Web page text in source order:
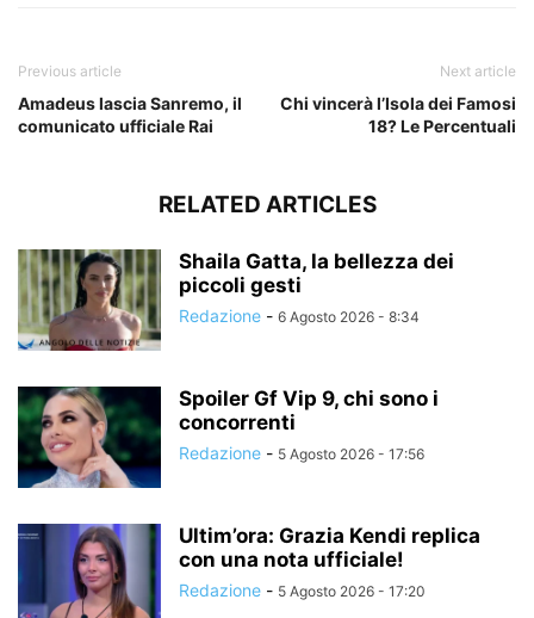
Previous article
Amadeus lascia Sanremo, il
comunicato ufficiale Rai
Next article
Chi vincerà l’Isola dei Famosi
18? Le Percentuali
RELATED ARTICLES
Shaila Gatta, la bellezza dei
piccoli gesti
Redazione - 6 Agosto 2026 - 8:34
Spoiler Gf Vip 9, chi sono i
concorrenti
Redazione - 5 Agosto 2026 - 17:56
Ultim’ora: Grazia Kendi replica
con una nota ufficiale!
Redazione - 5 Agosto 2026 - 17:20